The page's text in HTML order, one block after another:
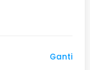
Ganti